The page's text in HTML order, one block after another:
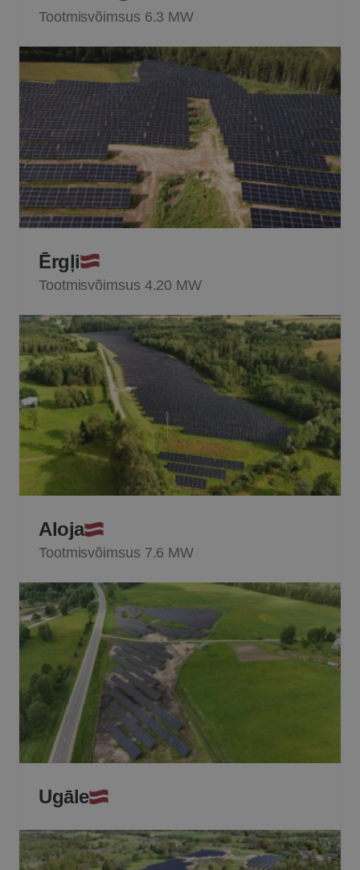
Tootmisvõimsus 6.3 MW
Ērgļi
Tootmisvõimsus 4.20 MW
Aloja
Tootmisvõimsus 7.6 MW
Ugāle